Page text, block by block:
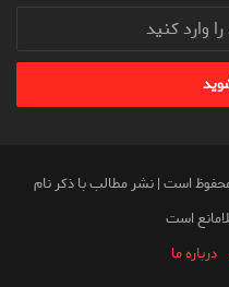
است | نشر مطالب با ذکر نام
است
درباره ما